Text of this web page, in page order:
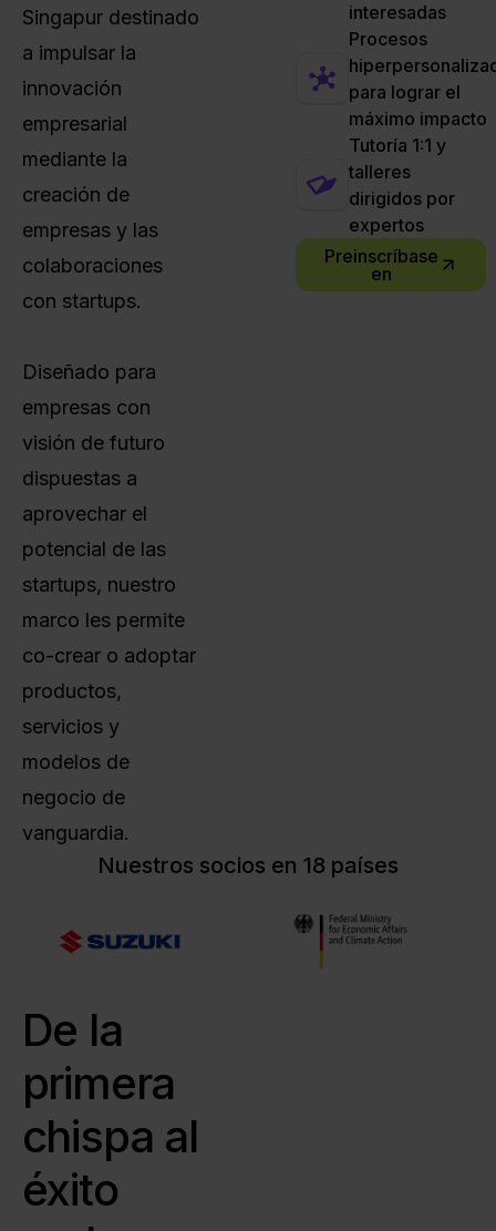
Singapur destinado
a impulsar la
innovación
empresarial
mediante la
creación de
empresas y las
colaboraciones
con startups.
Diseñado para
empresas con
visión de futuro
dispuestas a
aprovechar el
potencial de las
startups, nuestro
marco les permite
co-crear o adoptar
productos,
servicios y
modelos de
negocio de
vanguardia.
interesadas
Procesos
para lograr el
máximo impacto
Tutoría 1:1 y
talleres
dirigidos por
expertos
Preinscríbase
en
Nuestros socios en 18 países
De la
primera
chispa al
éxito